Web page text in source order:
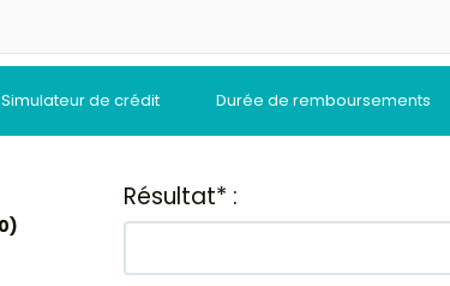
Simulateur de crédit Durée de remboursements